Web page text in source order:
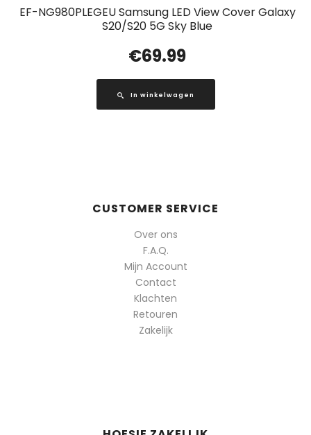
EF-NG980PLEGEU Samsung LED View Cover Galaxy
S20/S20 5G Sky Blue
€69.99
In winkelwagen
CUSTOMER SERVICE
Over ons
F.A.Q.
Mijn Account
Contact
Klachten
Retouren
Zakelijk